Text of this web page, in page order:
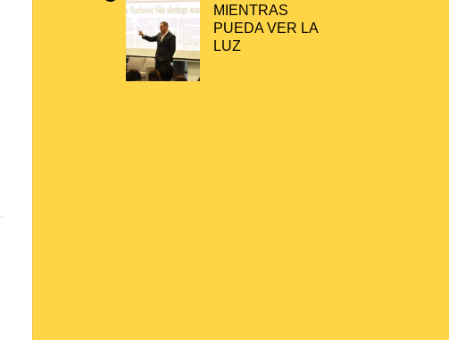
MIENTRAS
PUEDA VER LA
LUZ